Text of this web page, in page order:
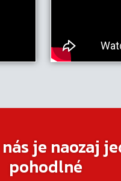
je naozaj
pohodlné